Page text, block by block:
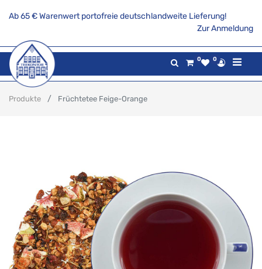
Ab 65 € Warenwert portofreie deutschlandweite Lieferung!
Zur Anmeldung
0 0
Produkte Früchtetee Feige-Orange